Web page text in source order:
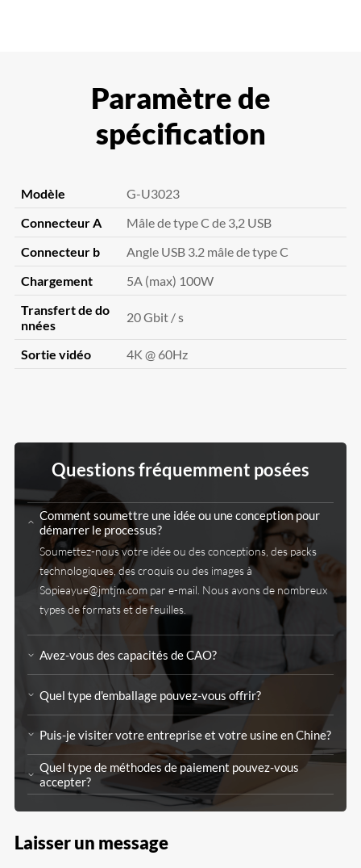
Paramètre de
spécification
Modèle
G-U3023
Connecteur A
Mâle de type C de 3,2 USB
Connecteur b
Angle USB 3.2 mâle de type C
Chargement
5A (max) 100W
Transfert de do
nnées
20 Gbit / s
Sortie vidéo 4K @ 60Hz
Questions fréquemment posées
Comment soumettre une idée ou une conception pour
démarrer le processus?
Soumettez-nous votre idée ou des conceptions, des packs
technologiques, des croquis ou des images à
Sopieayue@jmtjm.com par e-mail. Nous avons de nombreux
types de formats et de feuilles.
Avez-vous des capacités de CAO?
Quel type d'emballage pouvez-vous offrir?
Puis-je visiter votre entreprise et votre usine en Chine?
Quel type de méthodes de paiement pouvez-vous
accepter?
Laisser un message